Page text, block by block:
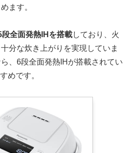
ます。
段全面発熱IHを搭載しており、火
分な炊き上がりを実現していま
、6段全面発熱IHが搭載されてい
めです。